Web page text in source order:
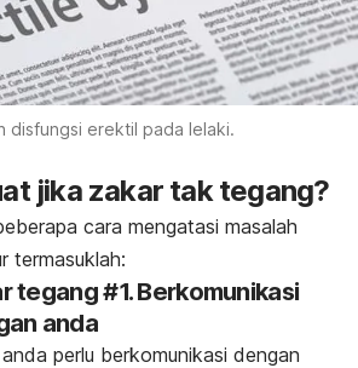
disfungsi erektil pada lelaki.
jika zakar tak tegang?
cara mengatasi masalah
termasuklah:
tegang #1. Berkomunikasi
anda
perlu berkomunikasi dengan